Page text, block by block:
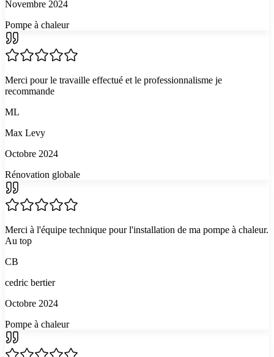
Novembre 2024
Pompe à chaleur
Merci pour le travaille effectué et le professionnalisme je
recommande
ML
Max Levy
Octobre 2024
Rénovation globale
Merci à l'équipe technique pour l'installation de ma pompe à chaleur.
Au top
CB
cedric bertier
Octobre 2024
Pompe à chaleur